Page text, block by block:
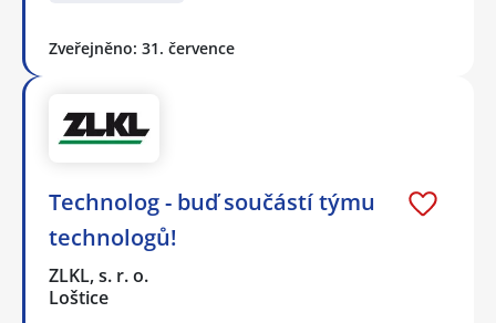
Zveřejněno: 31. července
Technolog - buď součástí týmu
technologů!
ZLKL, s. r. o.
Loštice